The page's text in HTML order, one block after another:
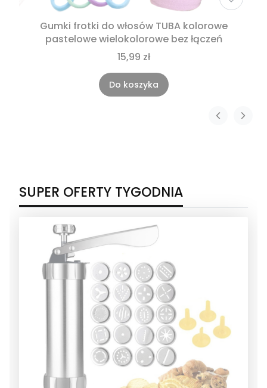
Gumki frotki do włosów TUBA kolorowe
pastelowe wielokolorowe bez łączeń
15,99 zł
Do koszyka
SUPER OFERTY TYGODNIA